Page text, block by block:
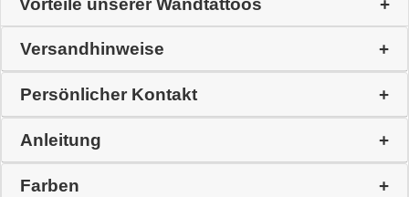
Vorteile unserer Wandtattoos
Versandhinweise
Persönlicher Kontakt
Anleitung
Farben